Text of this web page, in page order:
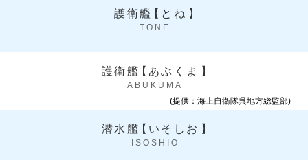
護衛艦【 とね 】
TONE
護衛艦【 あぶくま 】
ABUKUMA
(提供：海上自衛隊呉地方総監部)
潜水艦【 いそしお 】
ISOSHIO